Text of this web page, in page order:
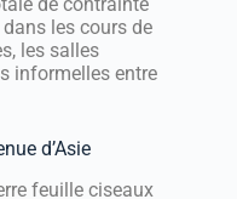
de contrainte
les cours de
les salles
informelles entre
d’Asie
feuille ciseaux